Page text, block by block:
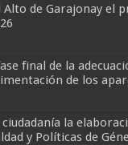
Alto de Garajonay el
final de la
de los
la
y Políticas de